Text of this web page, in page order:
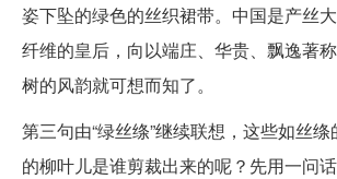
姿下坠的绿色的丝织裙带。中国是产丝
纤维的皇后，向以端庄、华贵、飘逸著
树的风韵就可想而知了。
第三句由“绿丝绦”继续联想，这些如丝
的柳叶儿是谁剪裁出来的呢？先用一问